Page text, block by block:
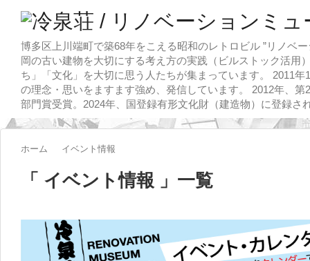
博多区上川端町で築68年をこえる昭和のレトロビル ”リノベ
岡の古い建物を大切にする考え方の実践（ビルストック活用
ち」「文化」を大切に思う人たちが集まっています。 2011
の理念・思いをますます強め、発信しています。 2012年、
部門賞受賞。2024年、国登録有形文化財（建造物）に登録さ
ホーム イベント情報
「 イベント情報 」一覧